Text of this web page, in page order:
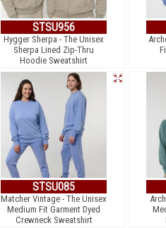
STSU956
Hygger Sherpa - The Unisex
Sherpa Lined Zip-Thru
Hoodie Sweatshirt
STSU085
Matcher Vintage - The Unisex
Medium Fit Garment Dyed
Crewneck Sweatshirt